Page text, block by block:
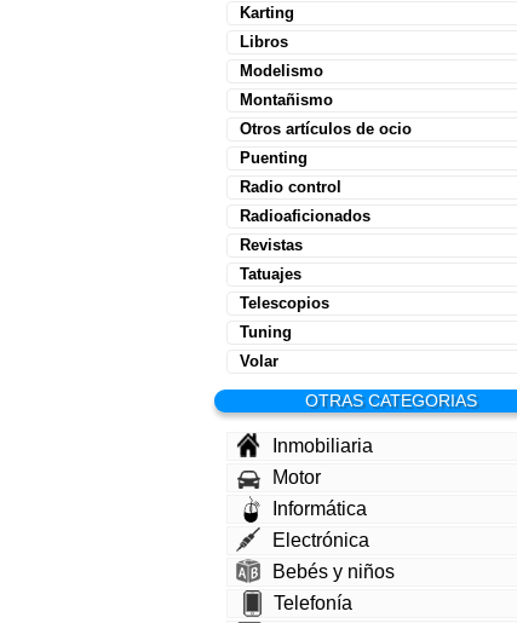
Karting
Libros
Modelismo
Montañismo
Otros artículos de ocio
Puenting
Radio control
Radioaficionados
Revistas
Tatuajes
Telescopios
Tuning
Volar
OTRAS CATEGORIAS
Inmobiliaria
Motor
Informática
Electrónica
Bebés y niños
Telefonía